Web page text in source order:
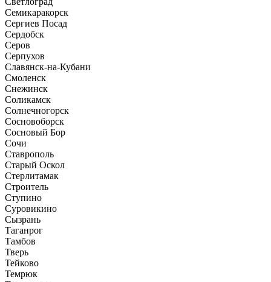
Семикаракорск
Сергиев Посад
Сердобск
Серов
Серпухов
Славянск-на-Кубани
Смоленск
Снежинск
Соликамск
Солнечногорск
Сосновоборск
Сосновый Бор
Сочи
Ставрополь
Старый Оскол
Стерлитамак
Строитель
Ступино
Суровикино
Сызрань
Таганрог
Тамбов
Тверь
Тейково
Темрюк